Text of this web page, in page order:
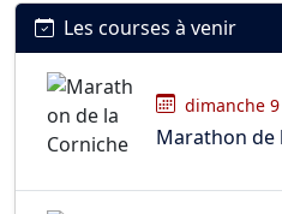
Les courses à venir
dimanche
Marathon de